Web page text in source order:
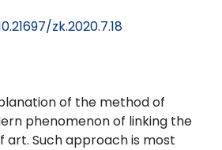
zk.2020.7.18
of the method of
phenomenon of linking the
art. Such approach is most